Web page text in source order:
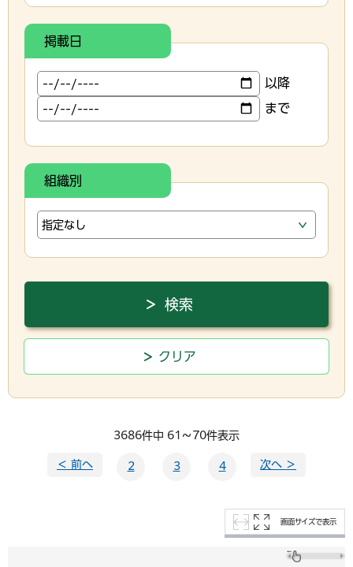
掲載日
以降
まで
組織別
3686件中 61～70件表示
＜ 前へ 2 3 4 次へ ＞
画面サイズで表示